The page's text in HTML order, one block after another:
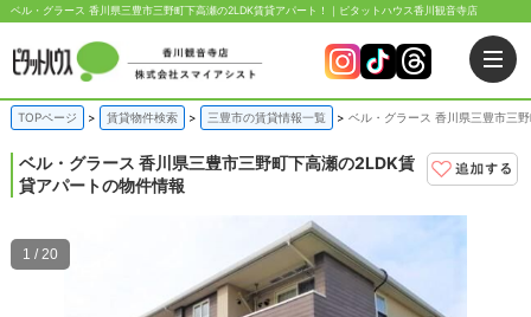
ベル・グラース 香川県三豊市三野町下高瀬の2LDK賃貸アパート！｜ピタットハウス香川観音寺店
TOPページ 賃貸物件検索 三豊市の賃貸情報一覧 ベル・グラース 香川県三豊市三
ベル・グラース 香川県三豊市三野町下高瀬の2LDK賃
貸アパートの物件情報
1 / 20